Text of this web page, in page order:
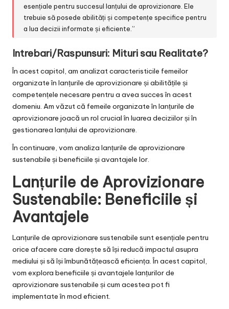
esențiale pentru succesul lanțului de aprovizionare. Ele
trebuie să posede abilități și competențe specifice pentru
a lua decizii informate și eficiente.”
Intrebari/Raspunsuri: Mituri sau Realitate?
În acest capitol, am analizat caracteristicile femeilor
organizate în lanțurile de aprovizionare și abilitățile și
competențele necesare pentru a avea succes în acest
domeniu. Am văzut că femeile organizate în lanțurile de
aprovizionare joacă un rol crucial în luarea deciziilor și în
gestionarea lanțului de aprovizionare.
În continuare, vom analiza lanțurile de aprovizionare
sustenabile și beneficiile și avantajele lor.
Lanțurile de Aprovizionare
Sustenabile: Beneficiile și
Avantajele
Lanțurile de aprovizionare sustenabile sunt esențiale pentru
orice afacere care dorește să își reducă impactul asupra
mediului și să își îmbunătățească eficiența. În acest capitol,
vom explora beneficiile și avantajele lanțurilor de
aprovizionare sustenabile și cum acestea pot fi
implementate în mod eficient.